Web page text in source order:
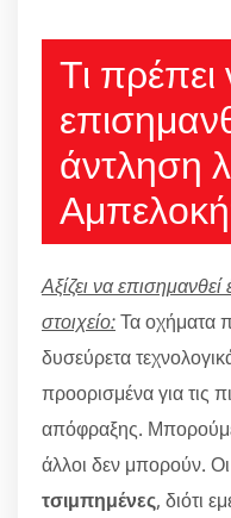
Τι πρέπει
άντληση
Αξίζει να
στοιχείο:Τα οχήματα
δυσεύρετα
προορισμένα για τις
απόφραξης.
άλλοι δεν μπορούν. Οι
τσιμπημένες, διότι